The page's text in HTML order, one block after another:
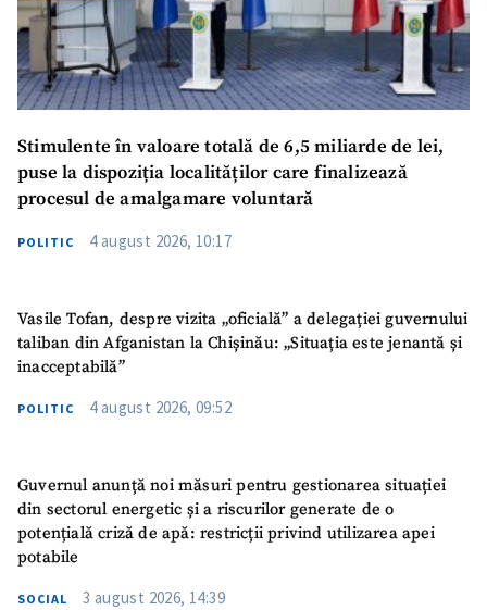
Stimulente în valoare totală de 6,5 miliarde de lei,
puse la dispoziția localităților care finalizează
procesul de amalgamare voluntară
POLITIC 4 august 2026, 10:17
Vasile Tofan, despre vizita „oficială” a delegației guvernului
taliban din Afganistan la Chișinău: „Situația este jenantă și
inacceptabilă”
POLITIC 4 august 2026, 09:52
Guvernul anunță noi măsuri pentru gestionarea situației
din sectorul energetic și a riscurilor generate de o
potențială criză de apă: restricții privind utilizarea apei
potabile
SOCIAL 3 august 2026, 14:39